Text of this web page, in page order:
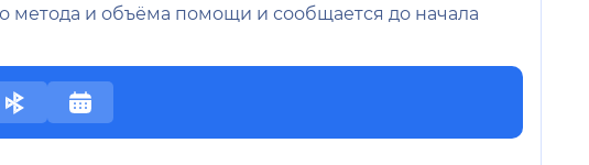
метода и объёма помощи и сообщается до начала